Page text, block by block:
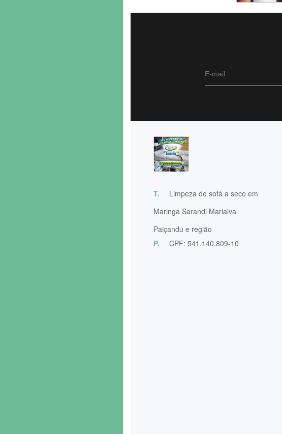
T.
Limpeza de sofá a seco em
Maringá Sarandi Marialva
Paiçandu e região
P.
CPF: 541.140.809-10